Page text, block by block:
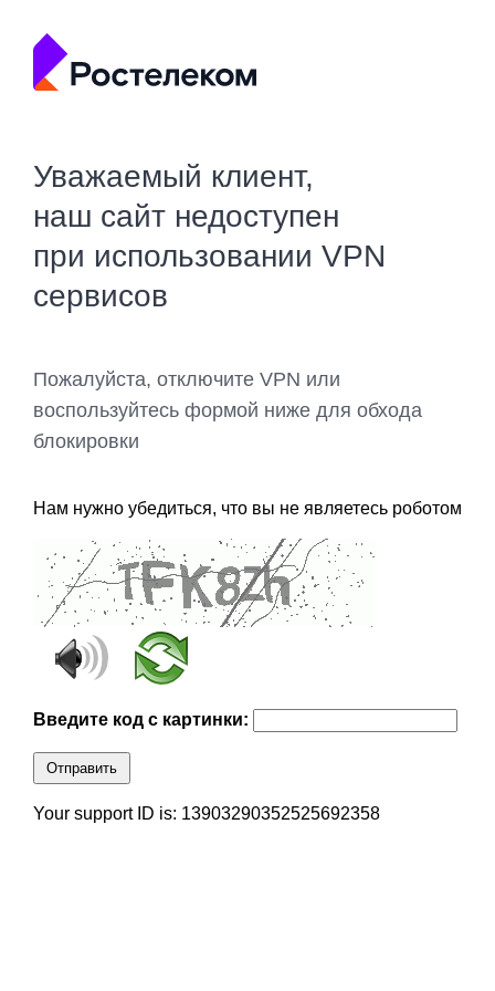
Уважаемый клиент,
наш сайт недоступен
при использовании VPN
сервисов
Пожалуйста, отключите VPN или
воспользуйтесь формой ниже для обхода
блокировки
Нам нужно убедиться, что вы не являетесь роботом
Введите код с картинки:
Отправить
Your support ID is: 13903290352525692358